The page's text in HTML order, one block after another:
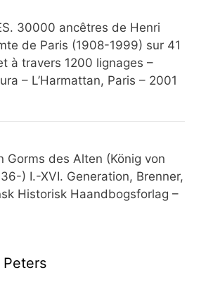
30000 ancêtres de Henri
de Paris (1908-1999) sur 41
à travers 1200 lignages –
– L’Harmattan, Paris – 2001
Gorms des Alten (König von
) I.-XVI. Generation, Brenner,
Historisk Haandbogsforlag –